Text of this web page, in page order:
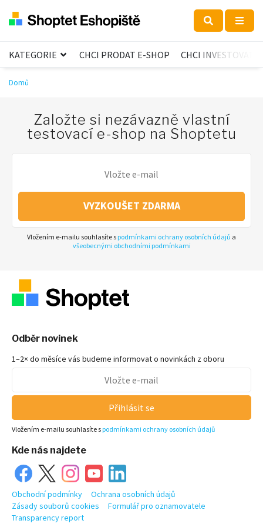
KATEGORIE CHCI PRODAT E-SHOP CHCI INVESTOVAT
Domů
Založte si nezávazně vlastní
testovací e-shop na Shoptetu
VYZKOUŠET ZDARMA
Vložením e-mailu souhlasíte s podmínkami ochrany osobních údajů a
všeobecnými obchodními podmínkami
Odběr novinek
1–2× do měsíce vás budeme informovat o novinkách z oboru
Přihlásit se
Vložením e-mailu souhlasíte s podmínkami ochrany osobních údajů
Kde nás najdete
Obchodní podmínky
Ochrana osobních údajů
Zásady souborů cookies
Formulář pro oznamovatele
Transparency report